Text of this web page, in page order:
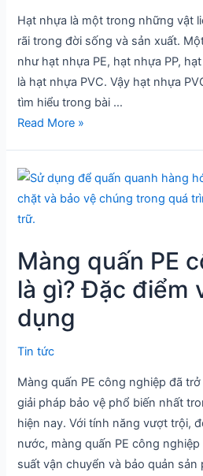
Hạt nhựa là một trong những vật
rãi trong đời sống và sản xuất.
như hạt nhựa PE, hạt nhựa PP,
là hạt nhựa PVC. Vậy hạt nhựa
tìm hiểu trong bài …
Read More »
Màng quấn PE
là gì? Đặc điểm
dụng
Tin tức
Màng quấn PE công nghiệp đã
giải pháp bảo vệ phổ biến nhất
hiện nay. Với tính năng vượt trội,
nước, màng quấn PE công
suất vận chuyển và bảo quản
Màng
quấn
PE
nghiệp
là
gì?
Đặc
ứng
dụng